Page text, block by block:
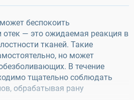
беспокоить
отек — это ожидаемая реакция в
тканей. Такие
но может
В течение
тщательно соблюдать
обрабатывая рану